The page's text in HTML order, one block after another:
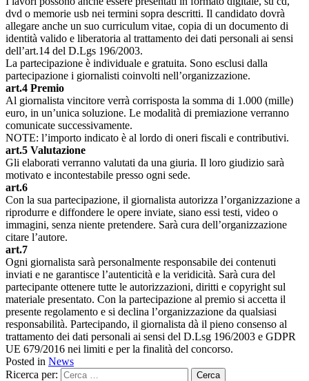
dvd o memorie usb nei termini sopra descritti. Il candidato dovrà
allegare anche un suo curriculum vitae, copia di un documento di
identità valido e liberatoria al trattamento dei dati personali ai sensi
dell’art.14 del D.Lgs 196/2003.
La partecipazione è individuale e gratuita. Sono esclusi dalla
partecipazione i giornalisti coinvolti nell’organizzazione.
art.4 Premio
Al giornalista vincitore verrà corrisposta la somma di 1.000 (mille)
euro, in un’unica soluzione. Le modalità di premiazione verranno
comunicate successivamente.
NOTE: l’importo indicato è al lordo di oneri fiscali e contributivi.
art.5 Valutazione
Gli elaborati verranno valutati da una giuria. Il loro giudizio sarà
motivato e incontestabile presso ogni sede.
art.6
Con la sua partecipazione, il giornalista autorizza l’organizzazione a
riprodurre e diffondere le opere inviate, siano essi testi, video o
immagini, senza niente pretendere. Sarà cura dell’organizzazione
citare l’autore.
art.7
Ogni giornalista sarà personalmente responsabile dei contenuti
inviati e ne garantisce l’autenticità e la veridicità. Sarà cura del
partecipante ottenere tutte le autorizzazioni, diritti e copyright sul
materiale presentato. Con la partecipazione al premio si accetta il
presente regolamento e si declina l’organizzazione da qualsiasi
responsabilità. Partecipando, il giornalista dà il pieno consenso al
trattamento dei dati personali ai sensi del D.Lsg 196/2003 e GDPR
UE 679/2016 nei limiti e per la finalità del concorso.
Posted in News
Ricerca per: